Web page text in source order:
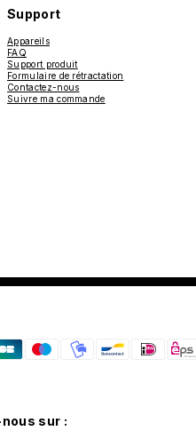
Support
Appareils
FAQ
Support produit
Formulaire de rétractation
Contactez-nous
Suivre ma commande
sur :